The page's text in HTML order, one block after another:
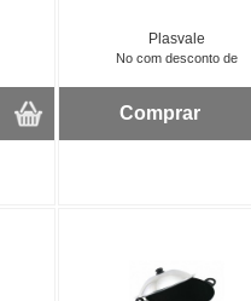
Plasvale
No com desconto de
Comprar